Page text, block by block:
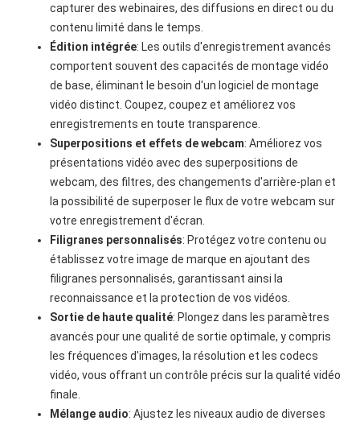
capturer des webinaires, des diffusions en direct ou du
contenu limité dans le temps.
Édition intégrée: Les outils d'enregistrement avancés
comportent souvent des capacités de montage vidéo
de base, éliminant le besoin d'un logiciel de montage
vidéo distinct. Coupez, coupez et améliorez vos
enregistrements en toute transparence.
Superpositions et effets de webcam: Améliorez vos
présentations vidéo avec des superpositions de
webcam, des filtres, des changements d'arrière-plan et
la possibilité de superposer le flux de votre webcam sur
votre enregistrement d'écran.
Filigranes personnalisés: Protégez votre contenu ou
établissez votre image de marque en ajoutant des
filigranes personnalisés, garantissant ainsi la
reconnaissance et la protection de vos vidéos.
Sortie de haute qualité: Plongez dans les paramètres
avancés pour une qualité de sortie optimale, y compris
les fréquences d'images, la résolution et les codecs
vidéo, vous offrant un contrôle précis sur la qualité vidéo
finale.
Mélange audio: Ajustez les niveaux audio de diverses